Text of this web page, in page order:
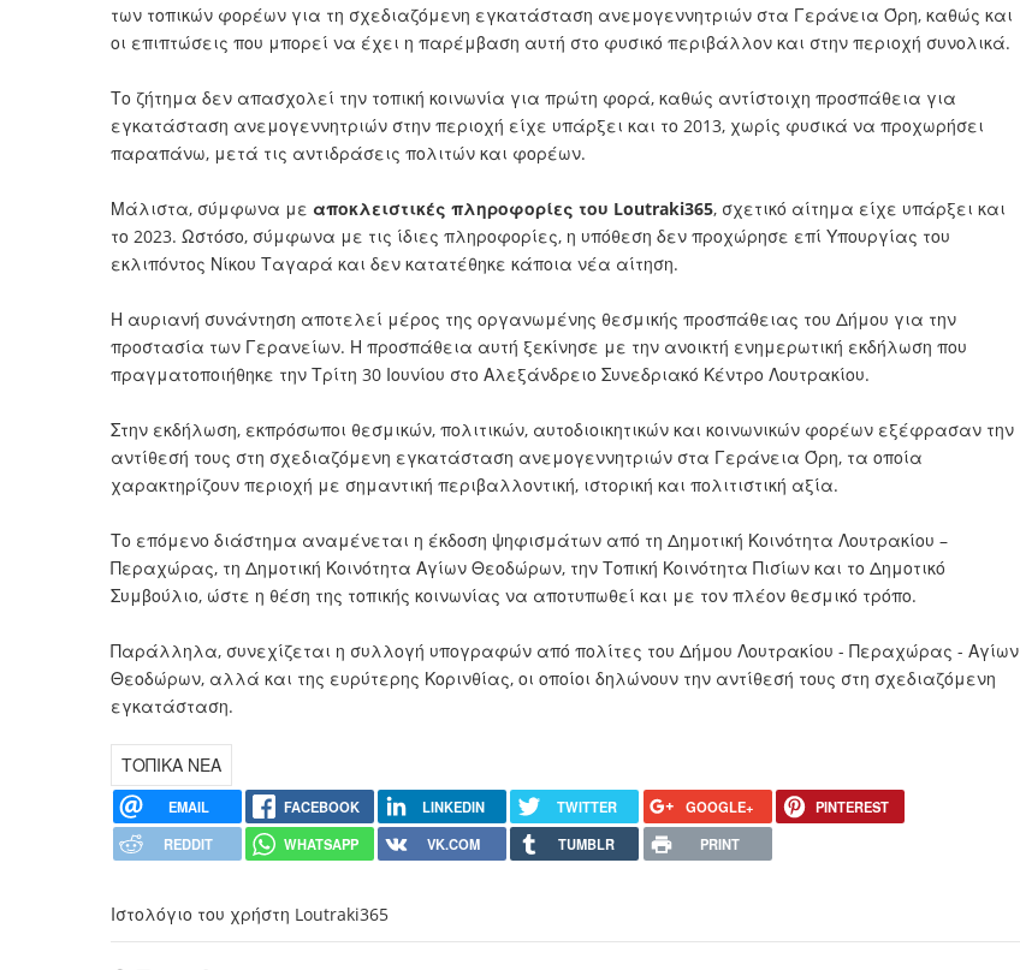
των τοπικών φορέων για τη σχεδιαζόμενη εγκατάσταση ανεμογεννητριών στα Γεράνεια Όρη, καθώς και
οι επιπτώσεις που μπορεί να έχει η παρέμβαση αυτή στο φυσικό περιβάλλον και στην περιοχή συνολικά.
Το ζήτημα δεν απασχολεί την τοπική κοινωνία για πρώτη φορά, καθώς αντίστοιχη προσπάθεια για
εγκατάσταση ανεμογεννητριών στην περιοχή είχε υπάρξει και το 2013, χωρίς φυσικά να προχωρήσει
παραπάνω, μετά τις αντιδράσεις πολιτών και φορέων.
Μάλιστα, σύμφωνα με αποκλειστικές πληροφορίες του Loutraki365, σχετικό αίτημα είχε υπάρξει και
το 2023. Ωστόσο, σύμφωνα με τις ίδιες πληροφορίες, η υπόθεση δεν προχώρησε επί Υπουργίας του
εκλιπόντος Νίκου Ταγαρά και δεν κατατέθηκε κάποια νέα αίτηση.
Η αυριανή συνάντηση αποτελεί μέρος της οργανωμένης θεσμικής προσπάθειας του Δήμου για την
προστασία των Γερανείων. Η προσπάθεια αυτή ξεκίνησε με την ανοικτή ενημερωτική εκδήλωση που
πραγματοποιήθηκε την Τρίτη 30 Ιουνίου στο Αλεξάνδρειο Συνεδριακό Κέντρο Λουτρακίου.
Στην εκδήλωση, εκπρόσωποι θεσμικών, πολιτικών, αυτοδιοικητικών και κοινωνικών φορέων εξέφρασαν την
αντίθεσή τους στη σχεδιαζόμενη εγκατάσταση ανεμογεννητριών στα Γεράνεια Όρη, τα οποία
χαρακτηρίζουν περιοχή με σημαντική περιβαλλοντική, ιστορική και πολιτιστική αξία.
Το επόμενο διάστημα αναμένεται η έκδοση ψηφισμάτων από τη Δημοτική Κοινότητα Λουτρακίου –
Περαχώρας, τη Δημοτική Κοινότητα Αγίων Θεοδώρων, την Τοπική Κοινότητα Πισίων και το Δημοτικό
Συμβούλιο, ώστε η θέση της τοπικής κοινωνίας να αποτυπωθεί και με τον πλέον θεσμικό τρόπο.
Παράλληλα, συνεχίζεται η συλλογή υπογραφών από πολίτες του Δήμου Λουτρακίου - Περαχώρας - Αγίων
Θεοδώρων, αλλά και της ευρύτερης Κορινθίας, οι οποίοι δηλώνουν την αντίθεσή τους στη σχεδιαζόμενη
εγκατάσταση.
ΤΟΠΙΚΑ ΝΕΑ
EMAIL FACEBOOK LINKEDIN TWITTER GOOGLE+
PINTEREST
REDDIT
WHATSAPP VK.COM TUMBLR PRINT
Ιστολόγιο του χρήστη Loutraki365